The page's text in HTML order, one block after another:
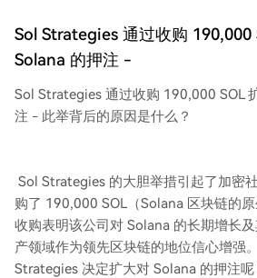
Sol Strategies 通过收购 190,000
Solana 的押注 -
Sol Strategies 通过收购 190,000 SOL
注 - 此举背后的原因是什么？
Sol Strategies 的大胆举措引起了加密
购了 190,000 SOL（Solana 区块链的
收购表明该公司对 Solana 的长期增长
产领域作为领先区块链的地位信心增强
Strategies 决定扩大对 Solana 的押注呢